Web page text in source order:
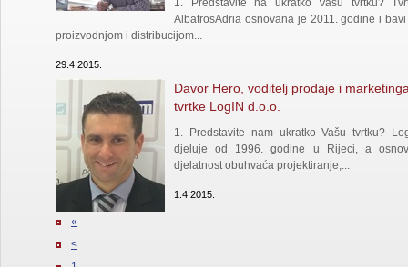
1. Predstavite na ukratko Vašu tvrtku?
AlbatrosAdria osnovana je 2011. godine i
proizvodnjom i distribucijom...
29.4.2015.
Davor Hero, voditelj prodaje i
tvrtke LogIN d.o.o.
1. Predstavite nam ukratko Vašu tvrtku?
djeluje od 1996. godine u Rijeci, a
djelatnost obuhvaća projektiranje,...
1.4.2015.
«
<